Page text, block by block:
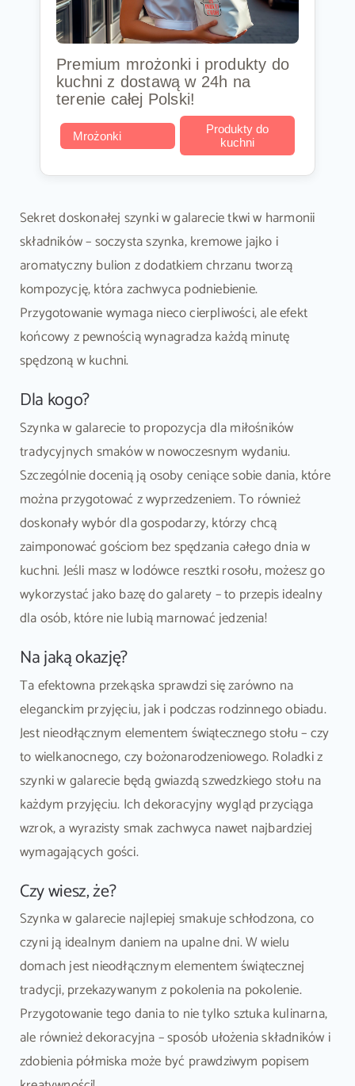
Premium mrożonki i produkty do
kuchni z dostawą w 24h na
terenie całej Polski!
Mrożonki
Produkty do
kuchni
Sekret doskonałej szynki w galarecie tkwi w harmonii
składników – soczysta szynka, kremowe jajko i
aromatyczny bulion z dodatkiem chrzanu tworzą
kompozycję, która zachwyca podniebienie.
Przygotowanie wymaga nieco cierpliwości, ale efekt
końcowy z pewnością wynagradza każdą minutę
spędzoną w kuchni.
Dla kogo?
Szynka w galarecie to propozycja dla miłośników
tradycyjnych smaków w nowoczesnym wydaniu.
Szczególnie docenią ją osoby ceniące sobie dania, które
można przygotować z wyprzedzeniem. To również
doskonały wybór dla gospodarzy, którzy chcą
zaimponować gościom bez spędzania całego dnia w
kuchni. Jeśli masz w lodówce resztki rosołu, możesz go
wykorzystać jako bazę do galarety – to przepis idealny
dla osób, które nie lubią marnować jedzenia!
Na jaką okazję?
Ta efektowna przekąska sprawdzi się zarówno na
eleganckim przyjęciu, jak i podczas rodzinnego obiadu.
Jest nieodłącznym elementem świątecznego stołu – czy
to wielkanocnego, czy bożonarodzeniowego. Roladki z
szynki w galarecie będą gwiazdą szwedzkiego stołu na
każdym przyjęciu. Ich dekoracyjny wygląd przyciąga
wzrok, a wyrazisty smak zachwyca nawet najbardziej
wymagających gości.
Czy wiesz, że?
Szynka w galarecie najlepiej smakuje schłodzona, co
czyni ją idealnym daniem na upalne dni. W wielu
domach jest nieodłącznym elementem świątecznej
tradycji, przekazywanym z pokolenia na pokolenie.
Przygotowanie tego dania to nie tylko sztuka kulinarna,
ale również dekoracyjna – sposób ułożenia składników i
zdobienia półmiska może być prawdziwym popisem